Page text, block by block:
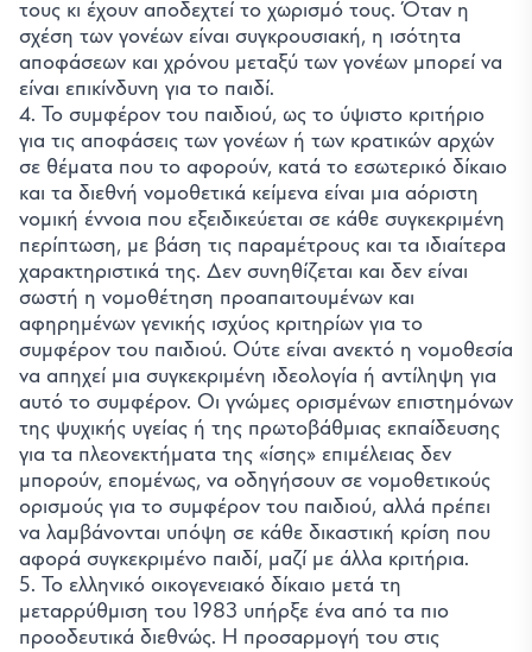
τους κι έχουν αποδεχτεί το χωρισμό τους. Όταν η
σχέση των γονέων είναι συγκρουσιακή, η ισότητα
αποφάσεων και χρόνου μεταξύ των γονέων μπορεί να
είναι επικίνδυνη για το παιδί.
4. Το συμφέρον του παιδιού, ως το ύψιστο κριτήριο
για τις αποφάσεις των γονέων ή των κρατικών αρχών
σε θέματα που το αφορούν, κατά το εσωτερικό δίκαιο
και τα διεθνή νομοθετικά κείμενα είναι μια αόριστη
νομική έννοια που εξειδικεύεται σε κάθε συγκεκριμένη
περίπτωση, με βάση τις παραμέτρους και τα ιδιαίτερα
χαρακτηριστικά της. Δεν συνηθίζεται και δεν είναι
σωστή η νομοθέτηση προαπαιτουμένων και
αφηρημένων γενικής ισχύος κριτηρίων για το
συμφέρον του παιδιού. Ούτε είναι ανεκτό η νομοθεσία
να απηχεί μια συγκεκριμένη ιδεολογία ή αντίληψη για
αυτό το συμφέρον. Οι γνώμες ορισμένων επιστημόνων
της ψυχικής υγείας ή της πρωτοβάθμιας εκπαίδευσης
για τα πλεονεκτήματα της «ίσης» επιμέλειας δεν
μπορούν, επομένως, να οδηγήσουν σε νομοθετικούς
ορισμούς για το συμφέρον του παιδιού, αλλά πρέπει
να λαμβάνονται υπόψη σε κάθε δικαστική κρίση που
αφορά συγκεκριμένο παιδί, μαζί με άλλα κριτήρια.
5. Το ελληνικό οικογενειακό δίκαιο μετά τη
μεταρρύθμιση του 1983 υπήρξε ένα από τα πιο
προοδευτικά διεθνώς. Η προσαρμογή του στις
Απαραίτητα
Απαραίτητα για τη λειτουργία του ιστότοπου (session,
προστασία CSRF, η ίδια η προτίμησή σας για τα cookies).
Πάντα ενεργά.
Analytics
Μας βοηθά να κατανοήσουμε πώς οι επισκέπτες
χρησιμοποιούν τον ιστότοπο (Google Analytics).
Βίντεο YouTube
Φορτώνει τον player του YouTube όταν πατάτε
αναπαραγωγή σε ένα βίντεο, το οποίο ορίζει τα δικά του
cookies παρακολούθησης της Google.